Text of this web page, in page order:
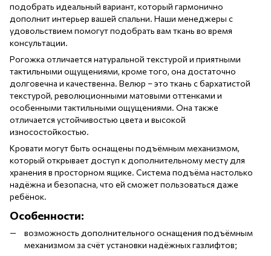
подобрать идеальный вариант, который гармонично
дополнит интерьер вашей спальни. Наши менеджеры с
удовольствием помогут подобрать вам ткань во время
консультации.
Рогожка отличается натуральной текстурой и приятными
тактильными ощущениями, кроме того, она достаточно
долговечна и качественна. Велюр – это ткань с бархатистой
текстурой, революционными матовыми оттенками и
особенными тактильными ощущениями. Она также
отличается устойчивостью цвета и высокой
износостойкостью.
Кровати могут быть оснащены подъёмным механизмом,
который открывает доступ к дополнительному месту для
хранения в просторном ящике. Система подъёма настолько
надёжна и безопасна, что ей сможет пользоваться даже
ребёнок.
Особенности:
возможность дополнительного оснащения подъёмным
механизмом за счёт установки надёжных газлифтов;